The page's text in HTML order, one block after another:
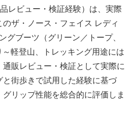
レビュー・検証経験）は、実際
ザ・ノース・フェイス レディ
グブーツ（グリーン／トープ、
軽登山、トレッキング用途には
販レビュー・検証として実際に
街歩きで試用した経験に基づ
リップ性能を総合的に評価しま